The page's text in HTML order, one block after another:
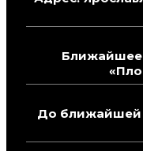
Ближайшее
До ближайшей